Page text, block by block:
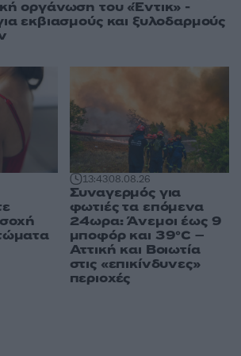
οργάνωση του «Έντικ» -
εκβιασμούς και ξυλοδαρμούς
13:4308.08.26
Συναγερμός για
φωτιές τα επόμενα
24ωρα: Άνεμοι έως 9
μποφόρ και 39°C –
Αττική και Βοιωτία
στις «επικίνδυνες»
περιοχές